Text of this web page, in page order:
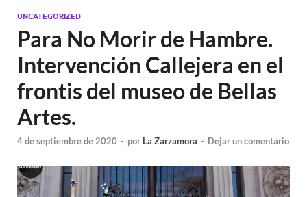
UNCATEGORIZED
Para No Morir de Hambre.
Intervención Callejera en el
frontis del museo de Bellas
Artes.
4 de septiembre de 2020 - por La Zarzamora - Dejar un comentario